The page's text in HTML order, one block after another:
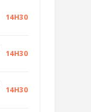
14H30
14H30
14H30